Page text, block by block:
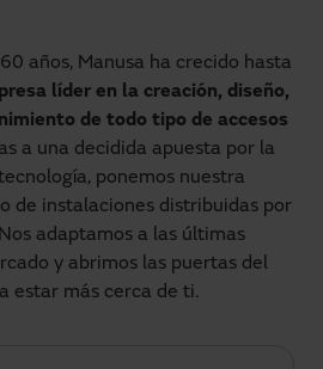
años, Manusa ha crecido hasta
líder en la creación, diseño,
de todo tipo de accesos
a una decidida apuesta por la
ponemos nuestra
de instalaciones distribuidas por
adaptamos a las últimas
y abrimos las puertas del
estar más cerca de ti.